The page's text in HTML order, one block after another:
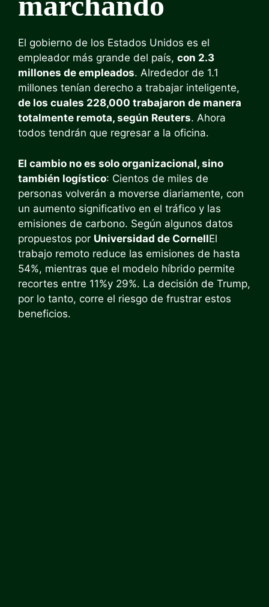
El gobierno de los Estados Unidos es el
empleador más grande del país, con 2.3
millones de empleados. Alrededor de 1.1
millones tenían derecho a trabajar inteligente,
de los cuales 228,000 trabajaron de manera
totalmente remota, según Reuters. Ahora
todos tendrán que regresar a la oficina.
El cambio no es solo organizacional, sino
también logístico: Cientos de miles de
personas volverán a moverse diariamente, con
un aumento significativo en el tráfico y las
emisiones de carbono. Según algunos datos
propuestos por Universidad de CornellEl
trabajo remoto reduce las emisiones de hasta
54%, mientras que el modelo híbrido permite
recortes entre 11%y 29%. La decisión de Trump,
por lo tanto, corre el riesgo de frustrar estos
beneficios.